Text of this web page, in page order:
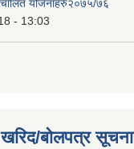
योजनाहरु२०७५/७६
- 13:03
बोलपत्र सूचना